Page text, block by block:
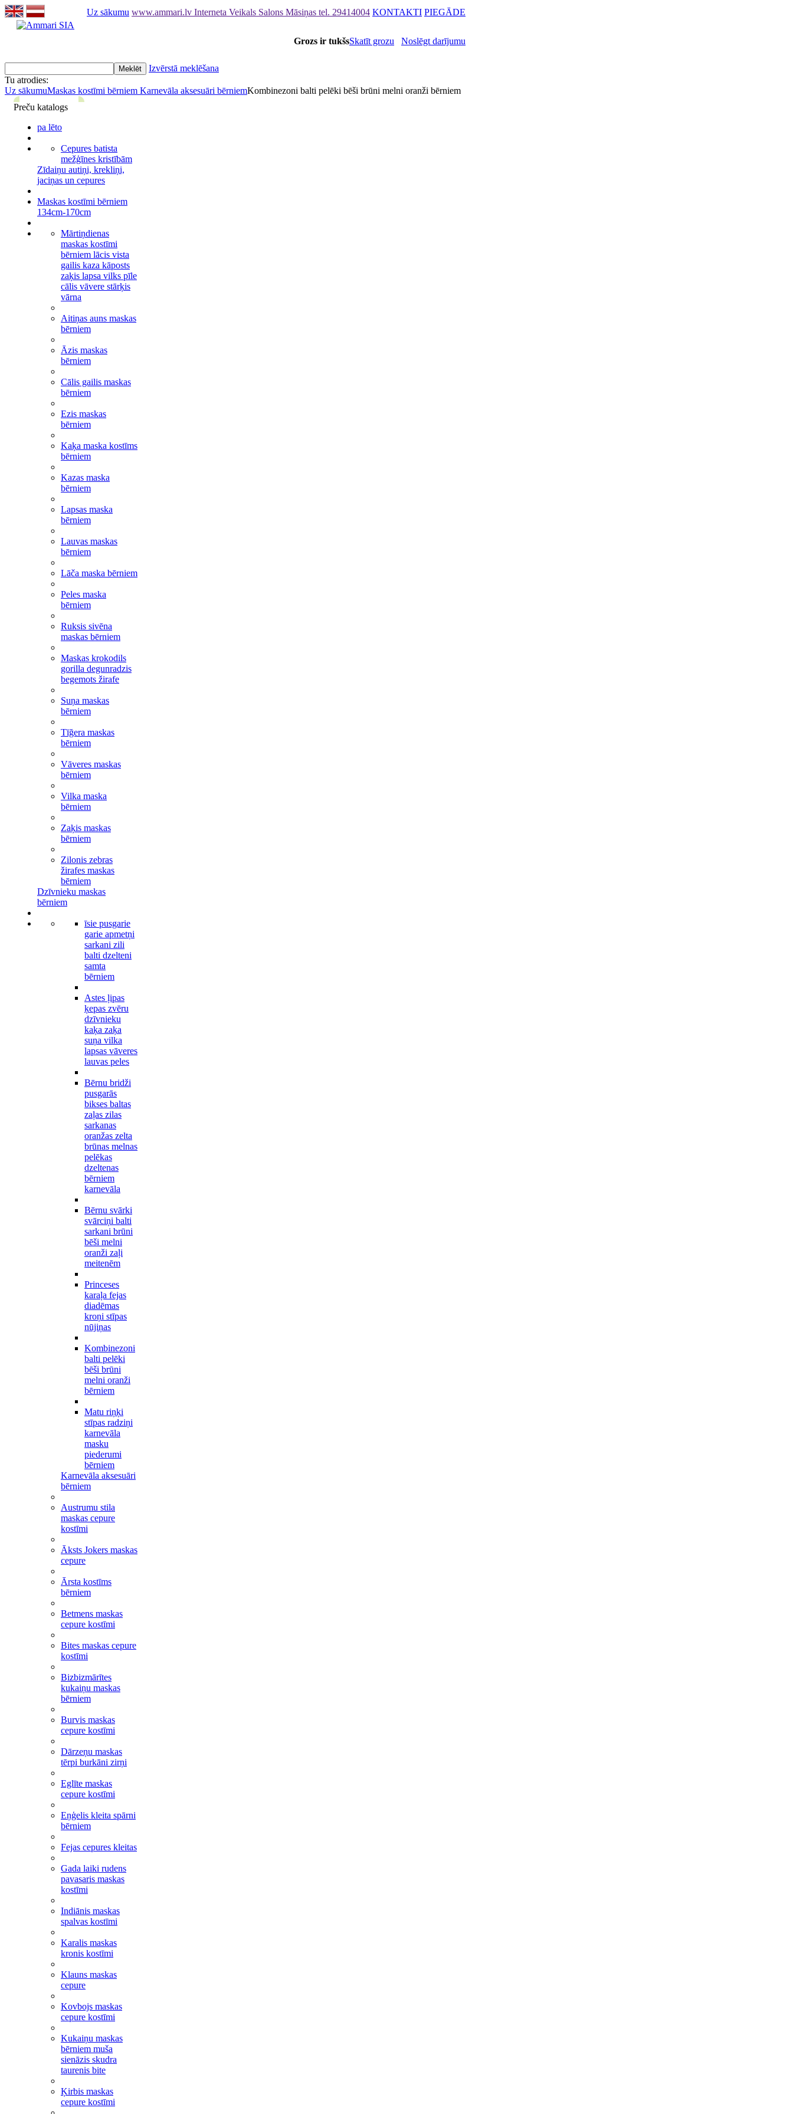
Uz sākumu www.ammari.lv Interneta Veikals Salons Māsiņas tel. 29414004 KONTAKTI PIEGĀDE
Grozs ir tukšsSkatīt grozu Noslēgt darījumu
Izvērstā meklēšana
Tu atrodies:
Uz sākumuMaskas kostīmi bērniem Karnevāla aksesuāri bērniemKombinezoni balti pelēki bēši brūni melni oranži bērniem
Preču katalogs
pa lēto
Cepures batista
mežģīnes kristībām
Zīdaiņu autiņi, krekliņi,
jaciņas un cepures
Maskas kostīmi bērniem
134cm-170cm
Mārtiņdienas
maskas kostīmi
bērniem lācis vista
gailis kaza kāposts
zaķis lapsa vilks pīle
cālis vāvere stārķis
vārna
Aitiņas auns maskas
bērniem
Āzis maskas
bērniem
Cālis gailis maskas
bērniem
Ezis maskas
bērniem
Kaķa maska kostīms
bērniem
Kazas maska
bērniem
Lapsas maska
bērniem
Lauvas maskas
bērniem
Lāča maska bērniem
Peles maska
bērniem
Ruksis sivēna
maskas bērniem
Maskas krokodils
gorilla degunradzis
begemots žirafe
Suņa maskas
bērniem
Tīğera maskas
bērniem
Vāveres maskas
bērniem
Vilka maska
bērniem
Zaķis maskas
bērniem
Zilonis zebras
žirafes maskas
bērniem
Dzīvnieku maskas
bērniem
īsie pusgarie
garie apmetņi
sarkani zili
balti dzelteni
samta
bērniem
Astes ļipas
ķepas zvēru
dzīvnieku
kaķa zaķa
suņa vilka
lapsas vāveres
lauvas peles
Bērnu bridži
pusgarās
bikses baltas
zaļas zilas
sarkanas
oranžas zelta
brūnas melnas
pelēkas
dzeltenas
bērniem
karnevāla
Bērnu svārki
svārciņi balti
sarkani brūni
bēši melni
oranži zaļi
meitenēm
Princeses
karaļa fejas
diadēmas
kroņi stīpas
nūjiņas
Kombinezoni
balti pelēki
bēši brūni
melni oranži
bērniem
Matu riņķi
stīpas radziņi
karnevāla
masku
piederumi
bērniem
Karnevāla aksesuāri
bērniem
Austrumu stila
maskas cepure
kostīmi
Āksts Jokers maskas
cepure
Ārsta kostīms
bērniem
Betmens maskas
cepure kostīmi
Bites maskas cepure
kostīmi
Bizbizmārītes
kukaiņu maskas
bērniem
Burvis maskas
cepure kostīmi
Dārzeņu maskas
tērpi burkāni zirņi
Eglīte maskas
cepure kostīmi
Eņģelis kleita spārni
bērniem
Fejas cepures kleitas
Gada laiki rudens
pavasaris maskas
kostīmi
Indiānis maskas
spalvas kostīmi
Karalis maskas
kronis kostīmi
Klauns maskas
cepure
Kovbojs maskas
cepure kostīmi
Kukaiņu maskas
bērniem muša
sienāzis skudra
taurenis bite
Ķirbis maskas
cepure kostīmi